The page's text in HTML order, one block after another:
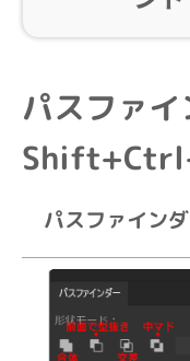
パスファ
パスファイン